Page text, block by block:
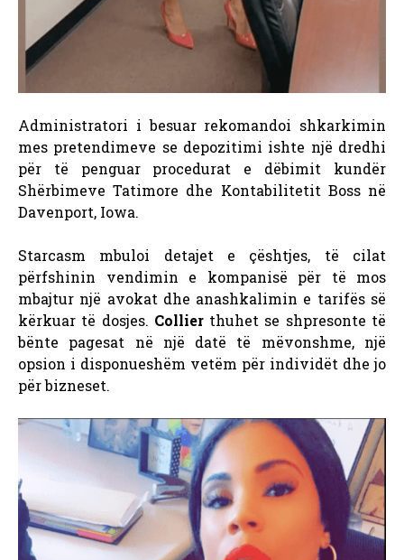
Administratori i besuar rekomandoi shkarkimin
mes pretendimeve se depozitimi ishte një dredhi
për të penguar procedurat e dëbimit kundër
Shërbimeve Tatimore dhe Kontabilitetit Boss në
Davenport, Iowa.
Starcasm mbuloi detajet e çështjes, të cilat
përfshinin vendimin e kompanisë për të mos
mbajtur një avokat dhe anashkalimin e tarifës së
kërkuar të dosjes. Collierthuhet se shpresonte të
bënte pagesat në një datë të mëvonshme, një
opsion i disponueshëm vetëm për individët dhe jo
për bizneset.